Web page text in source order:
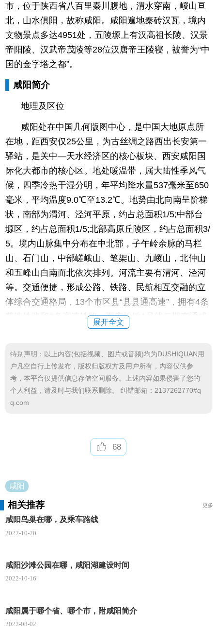
市，位于陕西省八百里秦川腹地，渭水穿南，嵕山亘
北，山水俱阳，故称咸阳。咸阳遍地秦砖汉瓦，境内
文物景点多达4951处，五陵塬上有汉高祖长陵、汉景
帝阳陵、汉武帝茂陵等28位汉唐帝王陵寝，被誉为“中
国的金字塔之都”。
咸阳简介
地理及区位
咸阳处在中国几何版图中心，是中国大地原点所
在地，距西安仅25公里，为古丝绸之路西出长安第一
驿站，是关中—天水经济区的核心板块、西安咸阳国
际化大都市的核心区。地处暖温带，属大陆性季风气
候，四季冷热干湿分明，年平均降水量537毫米至650
毫米，平均温度9.0℃至13.2℃。地势由北向南呈阶梯
状，南部为渭河、泾河平原，约占总面积1/5;中部台
塬区，约占总面积1/5;北部高原丘陵区，约占总面积3/
5。境内山脉集中分布在中北部，子午岭余脉的马栏
山、石门山，中部嵯峨山、笔架山、九嵕山，北仲山
和五峰山自南而北依次排列。河流主要有渭河、泾河
等。交通便捷，形成公路、铁路、民航相互交融的立
体综合交通格局，13个市区县“县县通高速”，拥有4条
普速铁路和2条高速铁路，西安地铁1号线二期直通咸
阳主城区，三期工程正在建设。坐拥西北最大的航空
次、货邮年吞吐量达38.2万吨，2020年客流量在全国
位列第7位。
资源及禀赋
及石油、天然气、煤层气等。煤炭资源分布于辖区北
约4206平方公里，已探明储量为110亿吨，预测为150
亿吨左右，居陕西第二。石灰岩主要分布在乾县、礼
泉、永寿、淳化、泾阳、三原境内的北部山地一带，
东西延长75公里，储量估计有3000亿立方米，居全省
平方公里，被命名为全国首个“中国地热城”。
展开全文
特别声明：以上内容(包括视频、图片或音频)均为DUSHIQUAN用
户凡空自行上传发布，版权归版权方及用户所有，内容仅供参
考，本平台仅提供信息存储空间服务。上述内容如果侵害了您的
个人利益，请及时与我们联系删除。 纠错邮箱：2137262770#q
q.com
68
咸阳
相关推荐 更多
咸阳鸟巢在哪，及乘车路线
2022-10-20
咸阳沙滩公园在哪，咸阳湖建设时间
2022-10-16
咸阳属于哪个省、哪个市，附咸阳简介
2022-08-02